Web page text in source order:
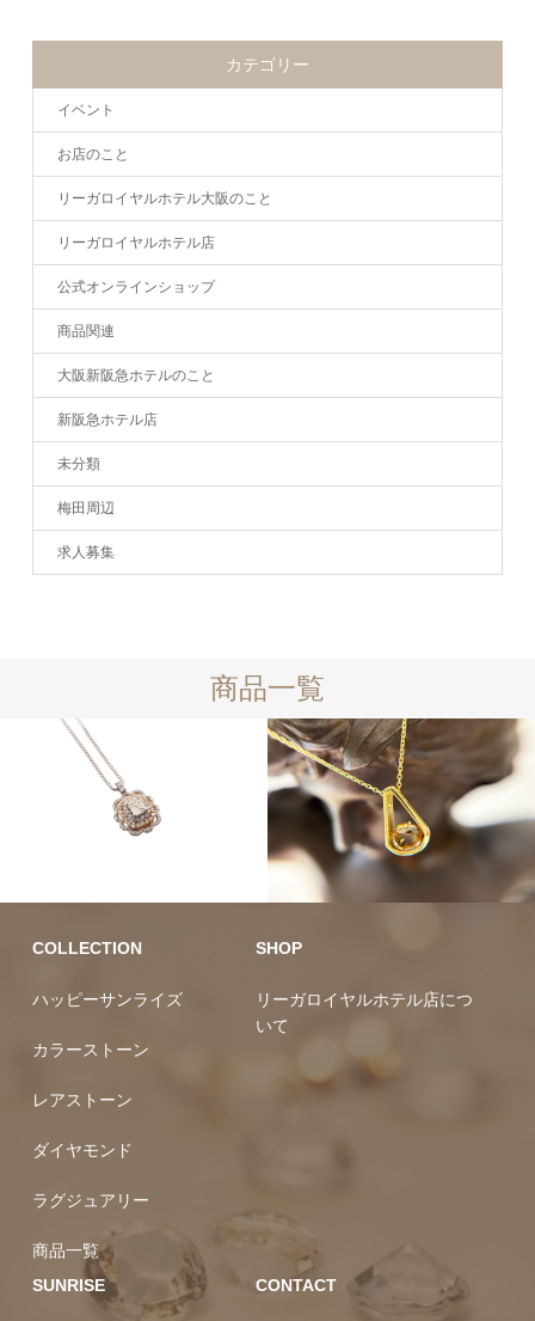
カテゴリー
イベント
お店のこと
リーガロイヤルホテル大阪のこと
リーガロイヤルホテル店
公式オンラインショップ
商品関連
大阪新阪急ホテルのこと
新阪急ホテル店
未分類
梅田周辺
求人募集
商品一覧
COLLECTION
ハッピーサンライズ
カラーストーン
レアストーン
ダイヤモンド
ラグジュアリー
商品一覧
SHOP
リーガロイヤルホテル店につ
いて
SUNRISE CONTACT